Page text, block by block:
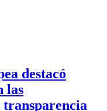
destacó
las
transparencia